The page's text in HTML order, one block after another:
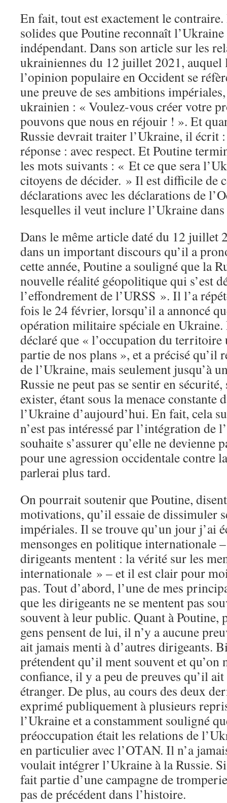
En fait, tout est exactement le
solides que Poutine reconnaît
indépendant. Dans son article sur les
ukrainiennes du 12 juillet 2021, auquel
l’opinion populaire en Occident se
une preuve de ses ambitions
ukrainien : « Voulez-vous créer votre
pouvons que nous en réjouir ! ». Et
Russie devrait traiter l’Ukraine, il écrit :
réponse : avec respect. Et Poutine
les mots suivants : « Et ce que sera
citoyens de décider. » Il est difficile de
déclarations avec les déclarations de
lesquelles il veut inclure l’Ukraine
Dans le même article daté du 12 juillet
dans un important discours qu’il a
cette année, Poutine a souligné que la
nouvelle réalité géopolitique qui s’est
l’effondrement de l’URSS ». Il l’a
fois le 24 février, lorsqu’il a annoncé
opération militaire spéciale en
déclaré que « l’occupation du
partie de nos plans », et a précisé qu’il
de l’Ukraine, mais seulement jusqu’à
Russie ne peut pas se sentir en
exister, étant sous la menace constante
l’Ukraine d’aujourd’hui. En fait, cela
n’est pas intéressé par l’intégration de
souhaite s’assurer qu’elle ne devienne
pour une agression occidentale contre
parlerai plus tard.
On pourrait soutenir que Poutine,
motivations, qu’il essaie de dissimuler
impériales. Il se trouve qu’un jour j’ai
mensonges en politique internationale
dirigeants mentent : la vérité sur les
internationale » – et il est clair pour
pas. Tout d’abord, l’une de mes
que les dirigeants ne se mentent pas
souvent à leur public. Quant à Poutine,
gens pensent de lui, il n’y a aucune
ait jamais menti à d’autres dirigeants.
prétendent qu’il ment souvent et qu’on
confiance, il y a peu de preuves qu’il
étranger. De plus, au cours des deux
exprimé publiquement à plusieurs
l’Ukraine et a constamment souligné
préoccupation était les relations de
en particulier avec l’OTAN. Il n’a
voulait intégrer l’Ukraine à la Russie.
fait partie d’une campagne de
pas de précédent dans l’histoire.